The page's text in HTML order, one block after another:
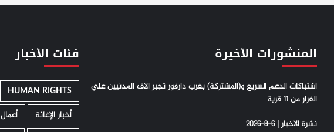
المنشورات الأخيرة
اشتباكات الدعم السريع و(المشتركة) بغرب دارفور تجبر الاف المدنيين علي
الفرار من 11 قرية
نشرة الاخبار | 6-8-2026
فئات الأخبار
HUMAN RIGHTS
أخبار الإغاثة
أعمال